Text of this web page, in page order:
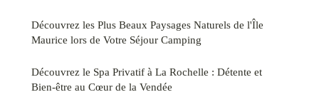
Découvrez les Plus Beaux Paysages Naturels de l'Île
Maurice lors de Votre Séjour Camping
Découvrez le Spa Privatif à La Rochelle : Détente et
Bien-être au Cœur de la Vendée